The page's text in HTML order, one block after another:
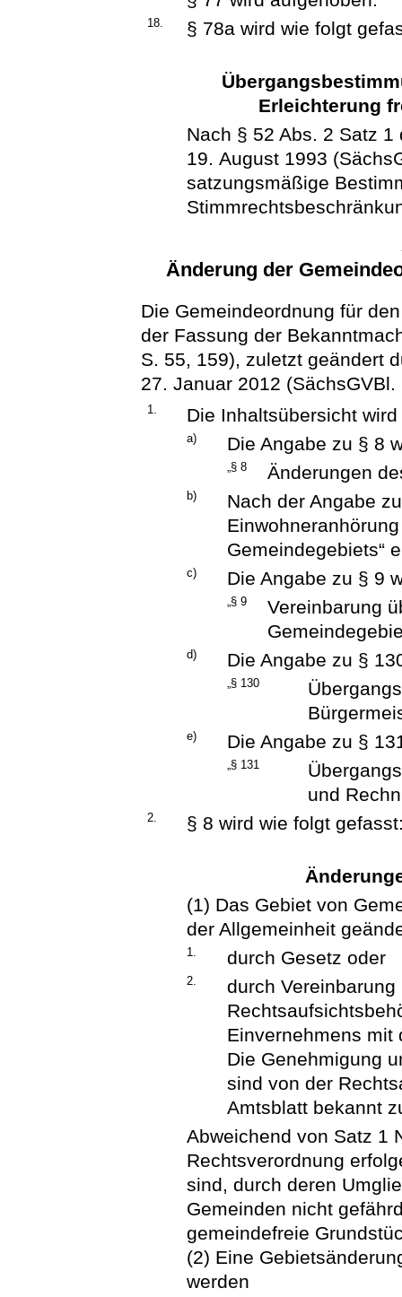
18. § 78a wird wie folgt
Erleichterung
Nach § 52 Abs. 2 Satz
19. August 1993
satzungsmäßige
Änderung der
Die Gemeindeordnung für
der Fassung der
S. 55, 159), zuletzt geändert
27. Januar 2012
1. Die Inhaltsübersicht
a) Die Angabe zu § 8
„§ 8 Änderungen
b)
Nach der Angabe
Gemeindegebiets“
c) Die Angabe zu § 9
„§ 9
Vereinbarung
d) Die Angabe zu §
„§ 130
e) Die Angabe zu §
„§ 131
und
2. § 8 wird wie folgt
(1) Das Gebiet von
der Allgemeinheit
1. durch Gesetz oder
2.
durch
Einvernehmens mit
Die Genehmigung
sind von der
Amtsblatt bekannt
Abweichend von Satz 1
Rechtsverordnung
sind, durch deren
Gemeinden nicht
gemeindefreie
(2) Eine
werden